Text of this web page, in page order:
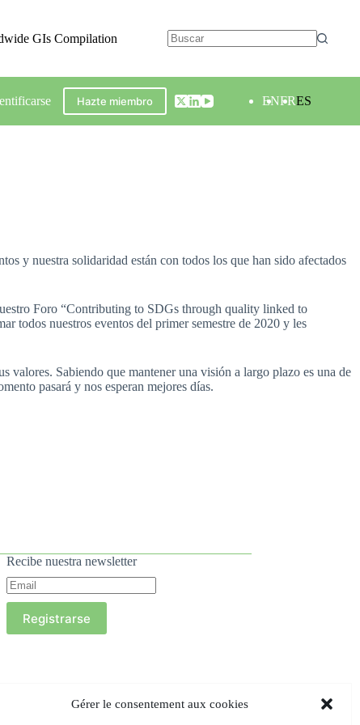
Gérer le consentement aux cookies
GIs Compilation
Hazte miembro ENFRES
y nuestra solidaridad están con todos los que han sido afectados
Foro “Contributing to SDGs through quality linked to
todos nuestros eventos del primer semestre de 2020 y les
valores. Sabiendo que mantener una visión a largo plazo es una de
pasará y nos esperan mejores días.
Recibe nuestra newsletter
Registrarse